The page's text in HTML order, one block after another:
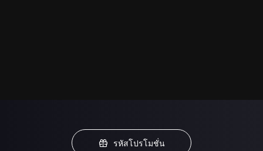
รหัสโปรโมชั่น